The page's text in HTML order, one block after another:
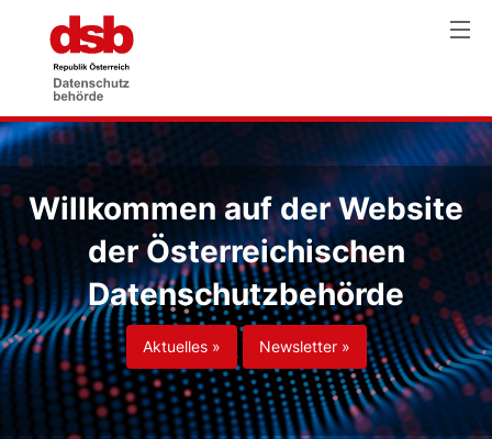
Willkommen auf der Website
der Österreichischen
Datenschutzbehörde
Aktuelles » Newsletter »